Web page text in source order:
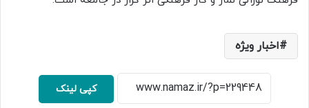
اخبار ویژه
کپی لینک